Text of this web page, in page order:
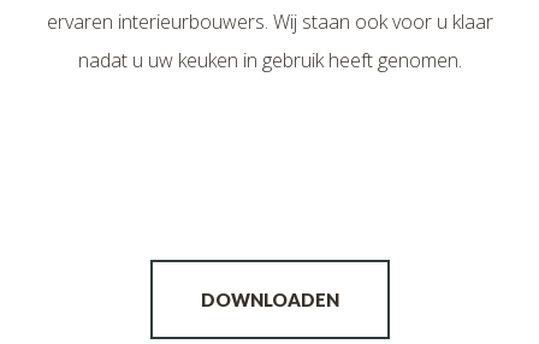
ervaren interieurbouwers. Wij staan ook voor u klaar
nadat u uw keuken in gebruik heeft genomen.
DOWNLOADEN